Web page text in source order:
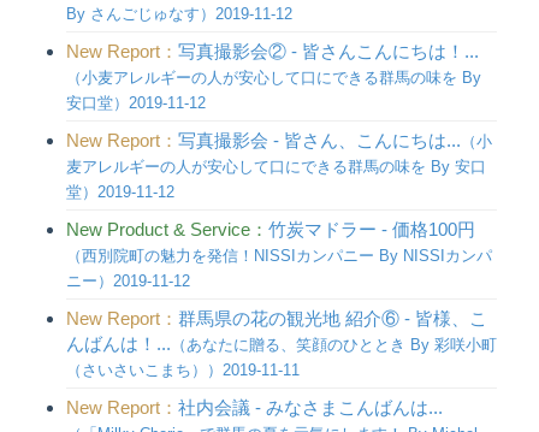
By さんごじゅなす）2019-11-12
New Report： 写真撮影会② - 皆さんこんにちは！...
（小麦アレルギーの人が安心して口にできる群馬の味を By
安口堂）2019-11-12
New Report： 写真撮影会 - 皆さん、こんにちは... （小
麦アレルギーの人が安心して口にできる群馬の味を By 安口
堂）2019-11-12
New Product & Service： 竹炭マドラー - 価格100円
（西別院町の魅力を発信！NISSIカンパニー By NISSIカンパ
ニー）2019-11-12
New Report： 群馬県の花の観光地 紹介⑥ - 皆様、こ
んばんは！... （あなたに贈る、笑顔のひととき By 彩咲小町
（さいさいこまち））2019-11-11
New Report： 社内会議 - みなさまこんばんは...